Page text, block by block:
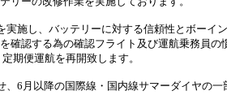
施し、バッテリーに対する信頼性とボーイ
確認する為の確認フライト及び運航乗務員の
期便運航を再開致します。
6月以降の国際線・国内線サマーダイヤの一